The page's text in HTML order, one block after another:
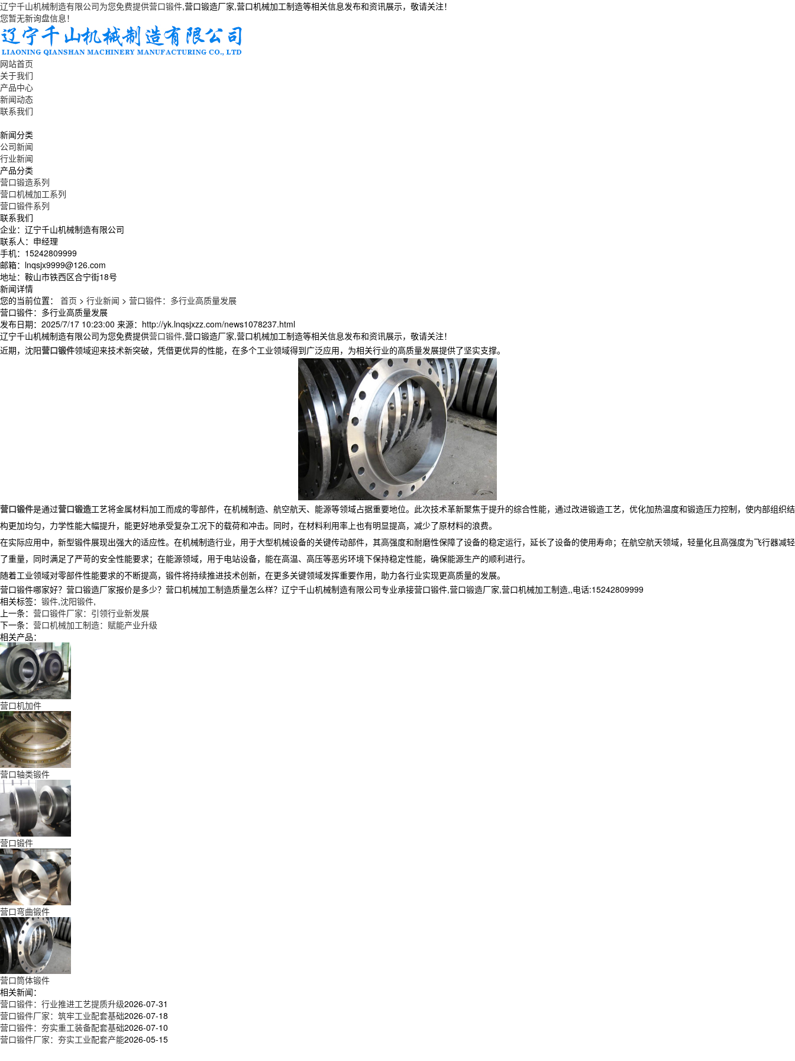
辽宁千山机械制造有限公司为您免费提供营口锻件,营口锻造厂家,营口机械加工制造等相关信息发布和资讯展示，敬请关注！
您暂无新询盘信息！
网站首页
关于我们
产品中心
新闻动态
联系我们
新闻分类
公司新闻
行业新闻
产品分类
营口锻造系列
营口机械加工系列
营口锻件系列
联系我们
企业：辽宁千山机械制造有限公司
联系人：申经理
手机：15242809999
邮箱：lnqsjx9999@126.com
地址：鞍山市铁西区合宁街18号
新闻详情
您的当前位置： 首页 > 行业新闻 > 营口锻件：多行业高质量发展
营口锻件：多行业高质量发展
发布日期： 2025/7/17 10:23:00 来源： http://yk.lnqsjxzz.com/news1078237.html
辽宁千山机械制造有限公司为您免费提供营口锻件,营口锻造厂家,营口机械加工制造等相关信息发布和资讯展示，敬请关注！
近期，沈阳营口锻件领域迎来技术新突破，凭借更优异的性能，在多个工业领域得到广泛应用，为相关行业的高质量发展提供了坚实支撑。​
营口锻件是通过营口锻造工艺将金属材料加工而成的零部件，在机械制造、航空航天、能源等领域占据重要地位。此次技术革新聚焦于提升的综合性能，通过改进锻造工艺，优化加热温度和锻造压力控制，使内部组织结
构更加均匀，力学性能大幅提升，能更好地承受复杂工况下的载荷和冲击。同时，在材料利用率上也有明显提高，减少了原材料的浪费。
​ 在实际应用中，新型锻件展现出强大的适应性。在机械制造行业，用于大型机械设备的关键传动部件，其高强度和耐磨性保障了设备的稳定运行，延长了设备的使用寿命；在航空航天领域，轻量化且高强度为飞行器减轻
了重量，同时满足了严苛的安全性能要求；在能源领域，用于电站设备，能在高温、高压等恶劣环境下保持稳定性能，确保能源生产的顺利进行。​
随着工业领域对零部件性能要求的不断提高，锻件将持续推进技术创新，在更多关键领域发挥重要作用，助力各行业实现更高质量的发展。​
营口锻件哪家好？营口锻造厂家报价是多少？营口机械加工制造质量怎么样？辽宁千山机械制造有限公司专业承接营口锻件,营口锻造厂家,营口机械加工制造,,电话:15242809999
相关标签： 锻件,沈阳锻件,
上一条： 营口锻件厂家：引领行业新发展
下一条： 营口机械加工制造：赋能产业升级​
相关产品：
营口机加件
营口轴类锻件
营口锻件
营口弯曲锻件
营口筒体锻件
相关新闻：
营口锻件：行业推进工艺提质升级2026-07-31
营口锻件厂家：筑牢工业配套基础2026-07-18
营口锻件：夯实重工装备配套基础2026-07-10
营口锻件厂家：夯实工业配套产能2026-05-15